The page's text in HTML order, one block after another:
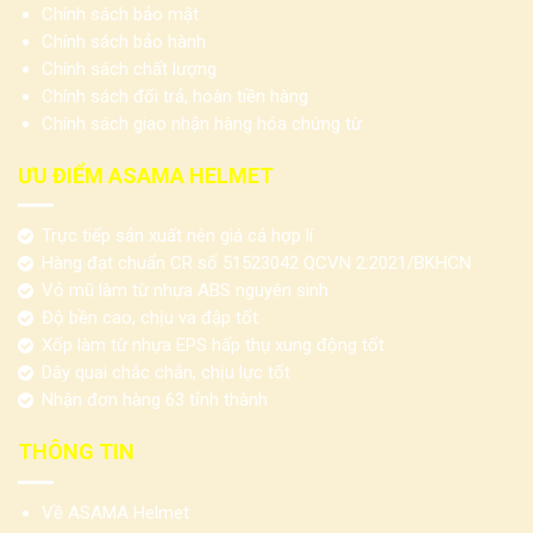
Quảng bá thương hiệu trong quá trình di chuyển
Khi người nhận sử dụng sản phẩm thường xuyên, logo trên mũ
có cơ hội xuất hiện nhiều lần trong đời sống hằng ngày.
Các mẫu mũ bảo hiểm 1/2 tại ASAMA
Dòng mũ 1/2 có nhiều biến thể về kính, lưỡi trai, kiểu vỏ và phụ
kiện. Doanh nghiệp nên phân biệt rõ từng mẫu trước khi lựa
chọn.
Mũ bảo hiểm 1/2 không kính
Mũ bảo hiểm 1/2 không kínhcó cấu tạo cơ bản, không trang
trình cần sản phẩm gọn, dễ sử dụng và thuận tiện khi triển khai
số lượng lớn.
Ưu điểm:
Chính sách bảo mật
Chính sách bảo hành
Chính sách chất lượng
Chính sách đổi trả, hoàn tiền hàng
Chính sách giao nhận hàng hóa chứng từ
ƯU ĐIỂM ASAMA HELMET
Trực tiếp sản xuất nên giá cả hợp lí
Hàng đạt chuẩn CR số 51523042 QCVN 2:2021/BKHCN
Vỏ mũ làm từ nhựa ABS nguyên sinh
Độ bền cao, chịu va đập tốt
Xốp làm từ nhựa EPS hấp thụ xung động tốt
Dây quai chắc chắn, chịu lực tốt
Nhận đơn hàng 63 tỉnh thành
THÔNG TIN
Về ASAMA Helmet